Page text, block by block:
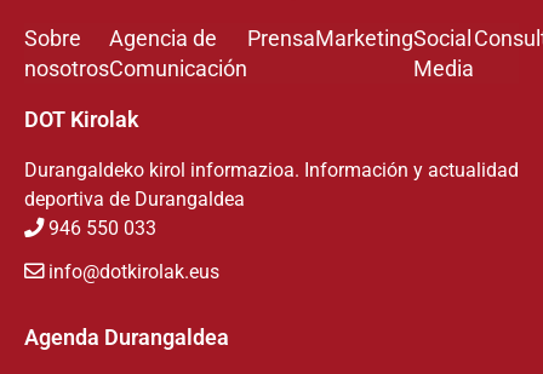
Sobre
nosotros
Agencia de
Comunicación
PrensaMarketingSocial
Media
DOT Kirolak
Durangaldeko kirol informazioa. Información y actualidad
deportiva de Durangaldea
946 550 033
info@dotkirolak.eus
Agenda Durangaldea